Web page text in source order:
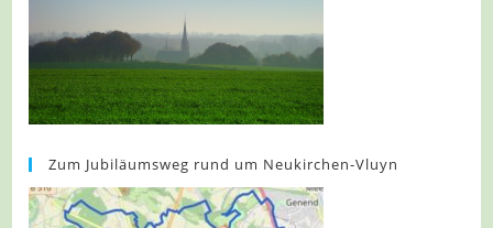
Zum Jubiläumsweg rund um Neukirchen-Vluyn